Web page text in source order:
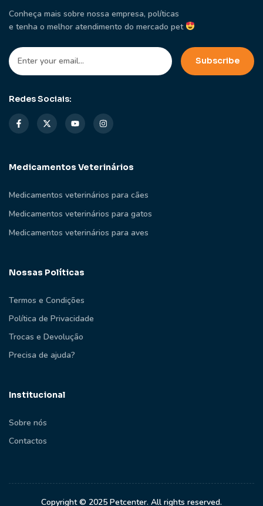
Conheça mais sobre nossa empresa, políticas
e tenha o melhor atendimento do mercado pet
Redes Sociais:
Medicamentos Veterinários
Medicamentos veterinários para cães
Medicamentos veterinários para gatos
Medicamentos veterinários para aves
Nossas Políticas
Termos e Condições
Política de Privacidade
Trocas e Devolução
Precisa de ajuda?
Institucional
Sobre nós
Contactos
Copyright © 2025 Petcenter. All rights reserved.